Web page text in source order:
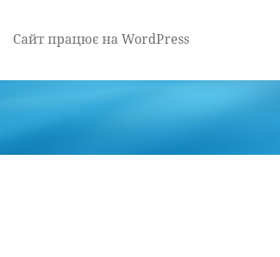
Сайт працює на WordPress